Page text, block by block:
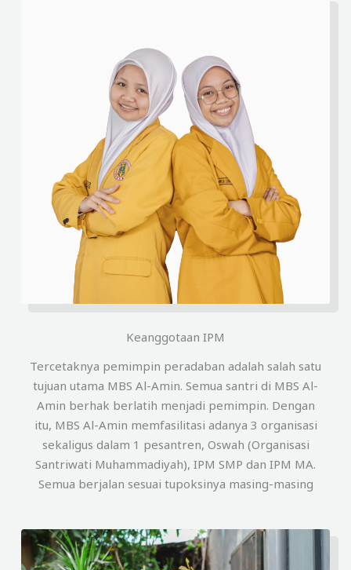
Keanggotaan IPM
Tercetaknya pemimpin peradaban adalah salah satu
tujuan utama MBS Al-Amin. Semua santri di MBS Al-
Amin berhak berlatih menjadi pemimpin. Dengan
itu, MBS Al-Amin memfasilitasi adanya 3 organisasi
sekaligus dalam 1 pesantren, Oswah (Organisasi
Santriwati Muhammadiyah), IPM SMP dan IPM MA.
Semua berjalan sesuai tupoksinya masing-masing